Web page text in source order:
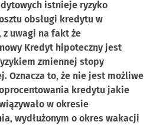
istnieje ryzyko
obsługi kredytu w
z uwagi na fakt że
Kredyt hipoteczny jest
zmiennej stopy
Oznacza to, że nie jest możliwe
kredytu jakie
w okresie
wydłużonym o okres wakacji